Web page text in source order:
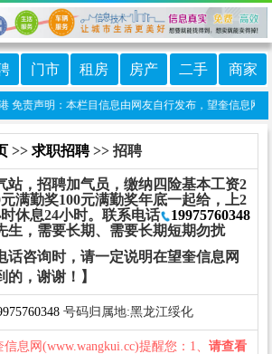
门市 租房 房产 二手 商家
责声明：本栏目信息由网友自行发布，望奎信息网
>> 求职招聘>> 招聘
站，招聘加气员，缴纳四险基本工资2
元满勤奖100元满勤奖年底一起给，上2
休息24小时。联系电话
19975760348
生，需要长期、需要长期短期勿扰
话咨询时，请一定说明在望奎信息网
的，谢谢！】
号码归属地:黑龙江绥化
信息网(www.wangkui.cc)提醒您：1、 请查看